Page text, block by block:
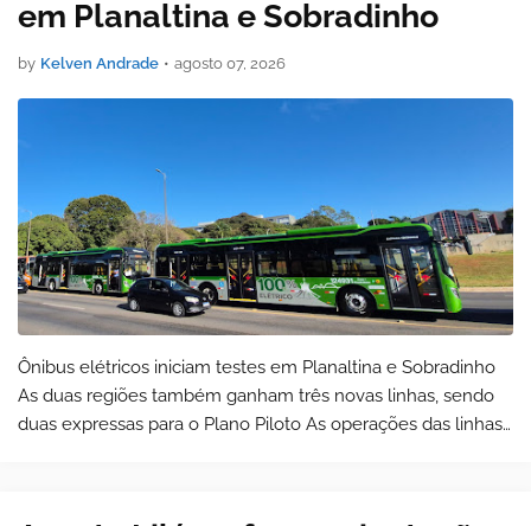
em Planaltina e Sobradinho
by Kelven Andrade • agosto 07, 2026
Ônibus elétricos iniciam testes em Planaltina e Sobradinho
As duas regiões também ganham três novas linhas, sendo
duas expressas para o Plano Piloto As operações das linhas